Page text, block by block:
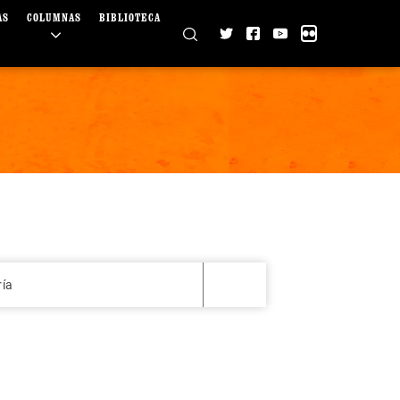
COLUMNAS BIBLIOTECA